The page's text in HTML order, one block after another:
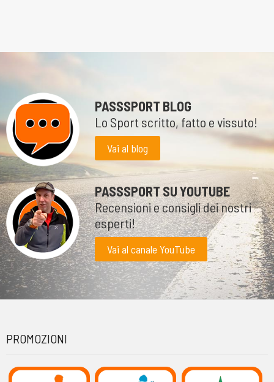
PASSSPORT BLOG
Lo Sport scritto, fatto e vissuto!
Vai al blog
PASSSPORT SU YOUTUBE
Recensioni e consigli dei nostri
esperti!
Vai al canale YouTube
PROMOZIONI